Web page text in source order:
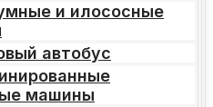
и илососные
автобус
машины